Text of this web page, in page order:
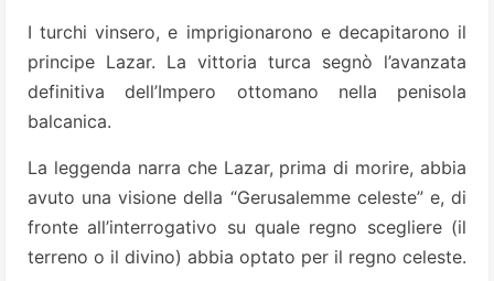
I turchi vinsero, e imprigionarono e decapitarono il
principe Lazar. La vittoria turca segnò l’avanzata
definitiva dell’Impero ottomano nella penisola
balcanica.
La leggenda narra che Lazar, prima di morire, abbia
avuto una visione della “Gerusalemme celeste” e, di
fronte all’interrogativo su quale regno scegliere (il
terreno o il divino) abbia optato per il regno celeste.